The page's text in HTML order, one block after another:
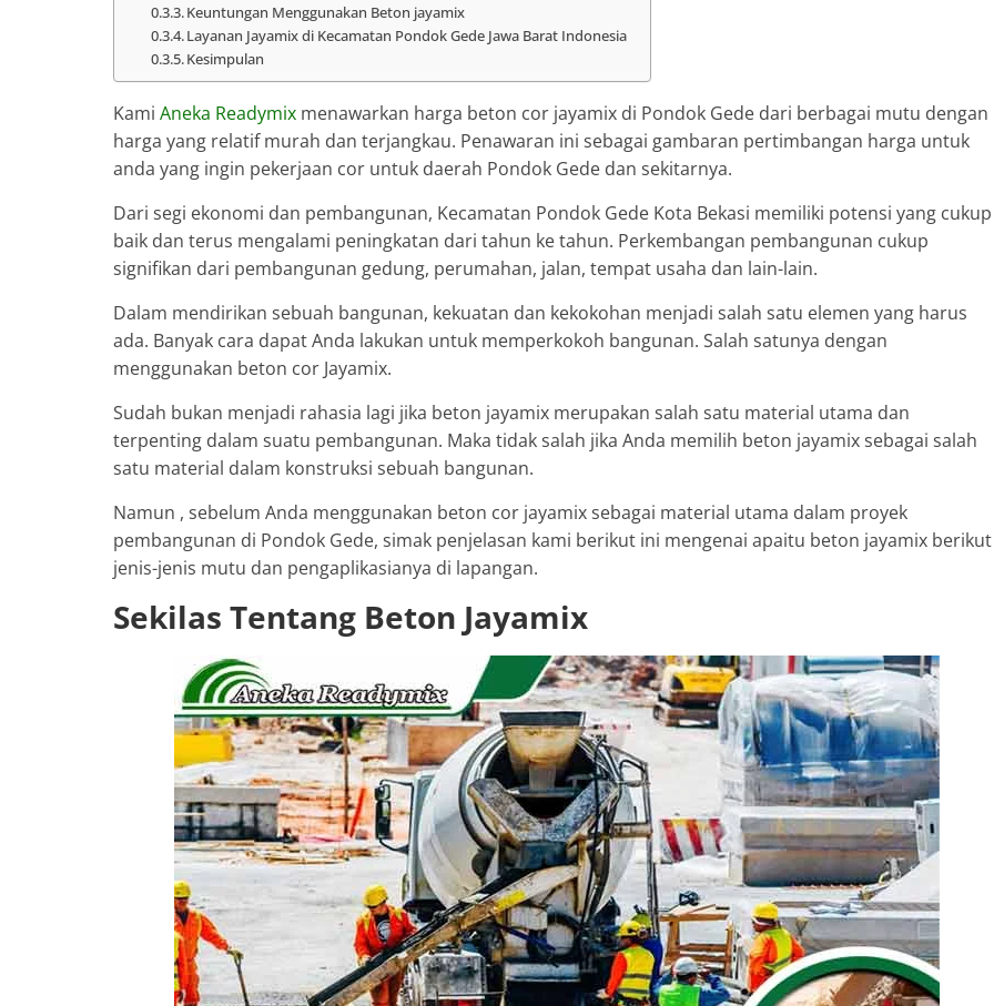
Keuntungan Menggunakan Beton jayamix
Layanan Jayamix di Kecamatan Pondok Gede Jawa Barat Indonesia
Kesimpulan
Kami Aneka Readymix menawarkan harga beton cor jayamix di Pondok Gede dari berbagai mutu dengan
harga yang relatif murah dan terjangkau. Penawaran ini sebagai gambaran pertimbangan harga untuk
anda yang ingin pekerjaan cor untuk daerah Pondok Gede dan sekitarnya.
Dari segi ekonomi dan pembangunan, Kecamatan Pondok Gede Kota Bekasi memiliki potensi yang cukup
baik dan terus mengalami peningkatan dari tahun ke tahun. Perkembangan pembangunan cukup
signifikan dari pembangunan gedung, perumahan, jalan, tempat usaha dan lain-lain.
Dalam mendirikan sebuah bangunan, kekuatan dan kekokohan menjadi salah satu elemen yang harus
ada. Banyak cara dapat Anda lakukan untuk memperkokoh bangunan. Salah satunya dengan
menggunakan beton cor Jayamix.
Sudah bukan menjadi rahasia lagi jika beton jayamix merupakan salah satu material utama dan
terpenting dalam suatu pembangunan. Maka tidak salah jika Anda memilih beton jayamix sebagai salah
satu material dalam konstruksi sebuah bangunan.
Namun , sebelum Anda menggunakan beton cor jayamix sebagai material utama dalam proyek
pembangunan di Pondok Gede, simak penjelasan kami berikut ini mengenai apaitu beton jayamix berikut
jenis-jenis mutu dan pengaplikasianya di lapangan.
Sekilas Tentang Beton Jayamix